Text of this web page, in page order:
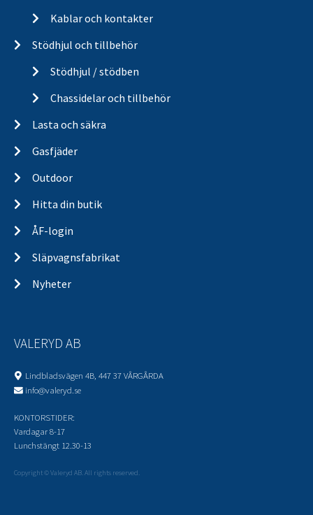
Kablar och kontakter
Stödhjul och tillbehör
Stödhjul / stödben
Chassidelar och tillbehör
Lasta och säkra
Gasfjäder
Outdoor
Hitta din butik
ÅF-login
Släpvagnsfabrikat
Nyheter
VALERYD AB
Lindbladsvägen 4B, 447 37 VÅRGÅRDA
info@valeryd.se
KONTORSTIDER:
Vardagar 8-17
Lunchstängt 12.30-13
Copyright © Valeryd AB. All rights reserved.